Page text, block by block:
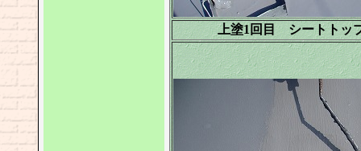
上塗1回目 シートト